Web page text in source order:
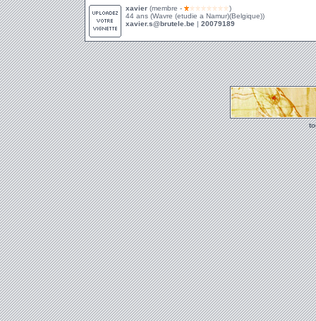
xavier (membre -
)
44 ans (Wavre (etudie a Namur)(Belgique))
xavier.s@brutele.be | 20079189